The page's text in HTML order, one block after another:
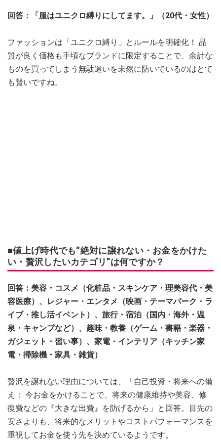
回答：「服はユニクロ縛りにしてます。」（20代・女性）
ファッションは「ユニクロ縛り」とルールを明確化！ 品
質が良く価格も手頃なブランドに限定することで、余計な
ものを買ってしまう無駄遣いを未然に防いでいるのはとて
も賢いですね。
■値上げ時代でも“絶対に譲れない・お金をかけた
い・贅沢したいカテゴリ”は何ですか？
回答：美容・コスメ（化粧品・スキンケア・理美容代・美
容医療）、レジャー・エンタメ（映画・テーマパーク・ラ
イブ・推し活イベント）、旅行・宿泊（国内・海外・温
泉・キャンプなど）、趣味・教養（ゲーム・書籍・楽器・
ガジェット・習い事）、家電・インテリア（キッチン家
電・掃除機・家具・雑貨）
贅沢を譲れない理由については、「自己投資・将来への備
え： 今お金をかけることで、将来の健康維持や美容、修
復費などの『大きな出費』を防げるから」と回答。目先の
安さよりも、将来的なメリットやコストパフォーマンスを
重視してお金を使う先を決めているようです。